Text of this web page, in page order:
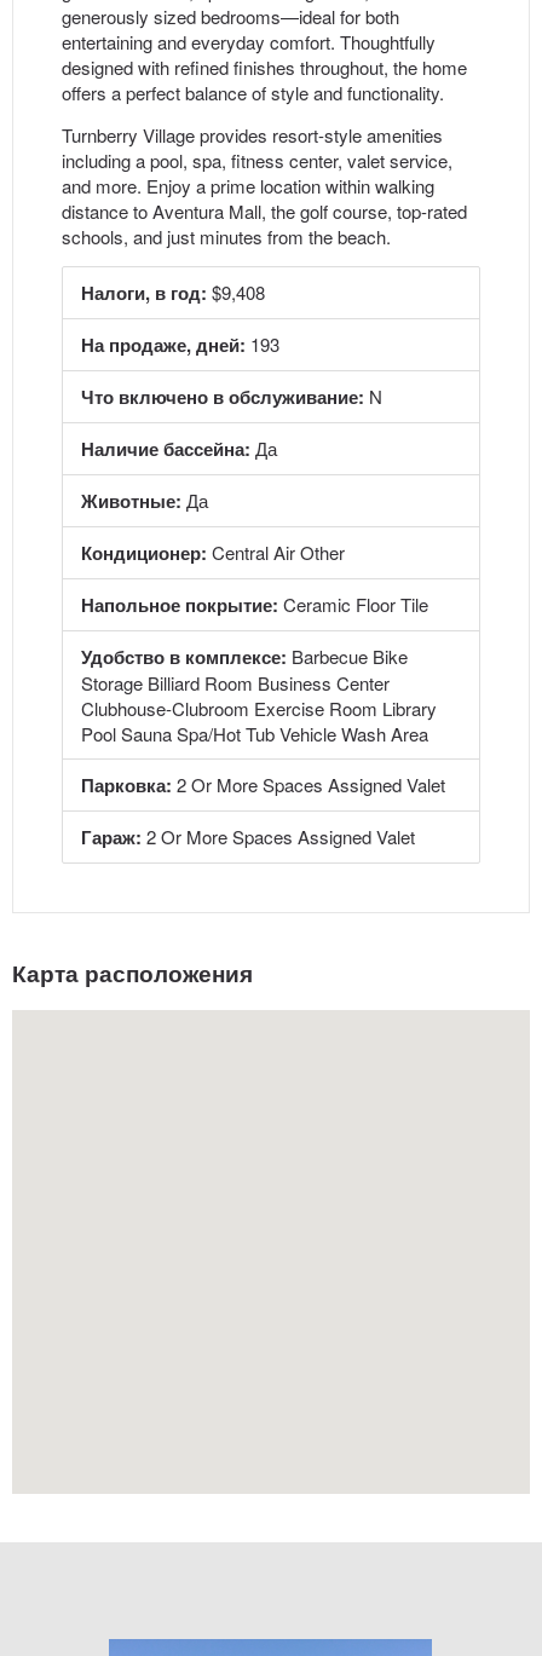
generously sized bedrooms—ideal for both
entertaining and everyday comfort. Thoughtfully
designed with refined finishes throughout, the home
offers a perfect balance of style and functionality.
Turnberry Village provides resort-style amenities
including a pool, spa, fitness center, valet service,
and more. Enjoy a prime location within walking
distance to Aventura Mall, the golf course, top-rated
schools, and just minutes from the beach.
Налоги, в год: $9,408
На продаже, дней: 193
Что включено в обслуживание: N
Наличие бассейна: Да
Животные: Да
Кондиционер: Central Air Other
Напольное покрытие: Ceramic Floor Tile
Удобство в комплексе: Barbecue Bike
Storage Billiard Room Business Center
Clubhouse-Clubroom Exercise Room Library
Pool Sauna Spa/Hot Tub Vehicle Wash Area
Парковка: 2 Or More Spaces Assigned Valet
Гараж: 2 Or More Spaces Assigned Valet
Карта расположения